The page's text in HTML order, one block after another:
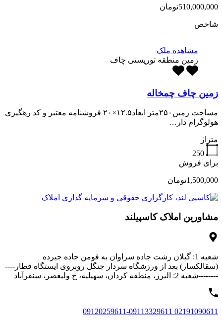
510,000,000تومان
شاخص
مشاهده ملک
زمین منطقه توریستی چاف
زمین چاف چمخاله
مساحت زمین۲۵۰متر ابعاد۱۲.۵×۲۰ فروشنامه معتبر و کد رهگیری
هولوگرام دار…
متراژ
250
برای فروش
1,500,000تومان
مشاورین املاک کاسپیلند
شعبه 1: گیلان رشت جاده سراوان به فومن جاده جیرده
(سقالکسار) بعد از ورزشگاه سردار جنگل روبروی ایستگاه قطار----
--------شعبه 2: البرز، منطقه کردان، سهیلیه، خ ولیعصر، سنقرآباد
02191090611 09120259611-09113329611